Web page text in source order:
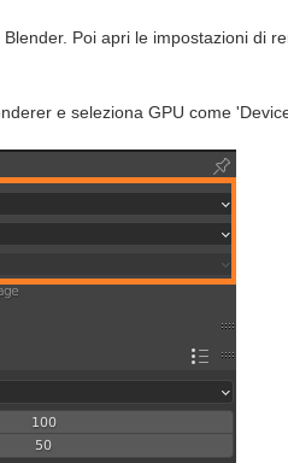
Poi apri le impostazioni di
e seleziona GPU come